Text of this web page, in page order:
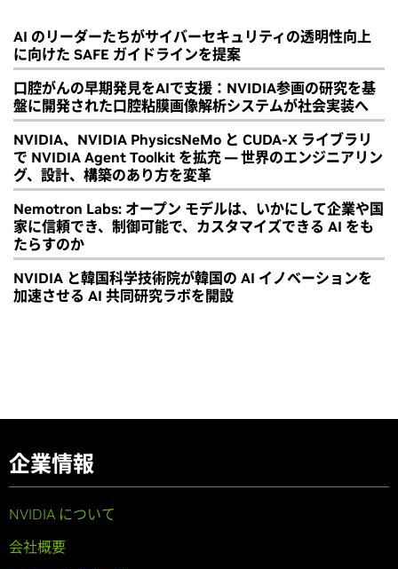
AI のリーダーたちがサイバーセキュリティの透明性向上
に向けた SAFE ガイドラインを提案
口腔がんの早期発見をAIで支援：NVIDIA参画の研究を基
盤に開発された口腔粘膜画像解析システムが社会実装へ
NVIDIA、NVIDIA PhysicsNeMo と CUDA-X ライブラリ
で NVIDIA Agent Toolkit を拡充 ― 世界のエンジニアリン
グ、設計、構築のあり方を変革
Nemotron Labs: オープン モデルは、いかにして企業や国
家に信頼でき、制御可能で、カスタマイズできる AI をも
たらすのか
NVIDIA と韓国科学技術院が韓国の AI イノベーションを
加速させる AI 共同研究ラボを開設
企業情報
NVIDIA について
会社概要